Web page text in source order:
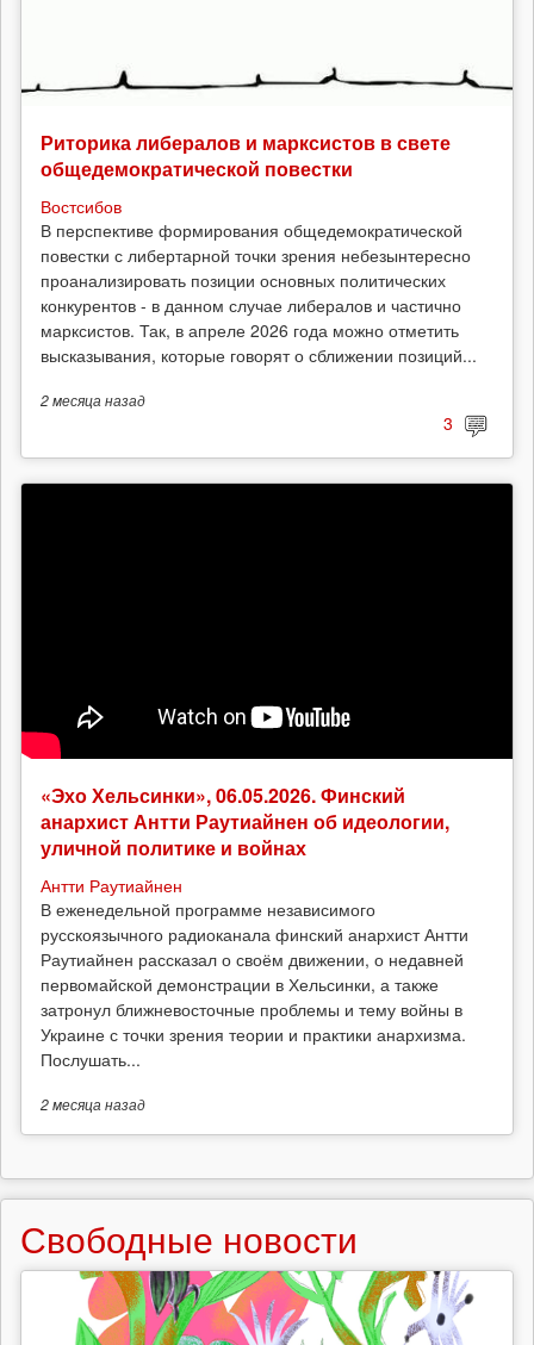
Риторика либералов и марксистов в свете
общедемократической повестки
Востсибов
В перспективе формирования общедемократической
повестки с либертарной точки зрения небезынтересно
проанализировать позиции основных политических
конкурентов - в данном случае либералов и частично
марксистов. Так, в апреле 2026 года можно отметить
высказывания, которые говорят о сближении позиций...
2 месяца назад
3
«Эхо Хельсинки», 06.05.2026. Финский
анархист Антти Раутиайнен об идеологии,
уличной политике и войнах
Антти Раутиайнен
В еженедельной программе независимого
русскоязычного радиоканала финский анархист Антти
Раутиайнен рассказал о своём движении, о недавней
первомайской демонстрации в Хельсинки, а также
затронул ближневосточные проблемы и тему войны в
Украине с точки зрения теории и практики анархизма.
Послушать...
2 месяцаназад
Свободные новости